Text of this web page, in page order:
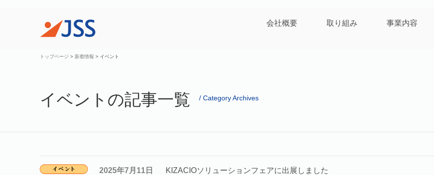
会社概要 取り組み 事業内容
トップページ > 新着情報 > イベント
イベントの記事一覧 Category Archives
2025年7月11日 KIZACIOソリューションフェアに出展しました